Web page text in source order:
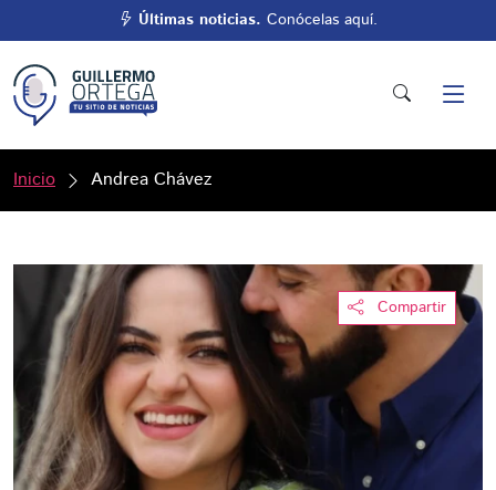
Últimas noticias. Conócelas aquí.
Inicio Andrea Chávez
Compartir